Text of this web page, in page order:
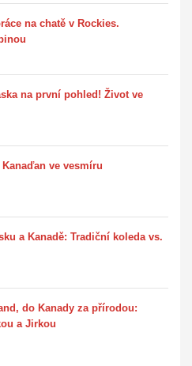
na chatě v Rockies.
na první pohled! Život ve
ve vesmíru
a Kanadě: Tradiční koleda vs.
do Kanady za přírodou:
a Jirkou